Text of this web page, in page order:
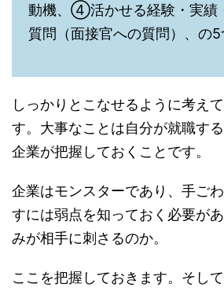
動機、④活かせる経験・実
質問（面接官への質問）、の5
しっかりとこなせるように考え
す。大事なことは自分が就職す
企業が把握しておくことです。
企業はモンスターであり、手ご
すには弱点を知っておく必要が
みが相手に刺さるのか。
ここを把握しておきます。そし